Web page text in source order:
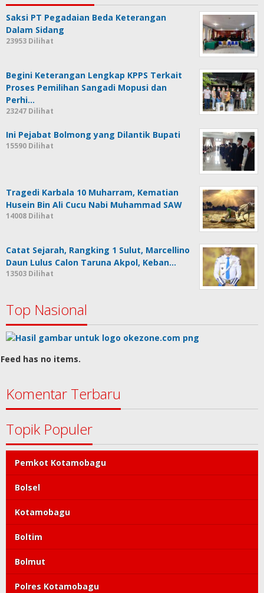
Saksi PT Pegadaian Beda Keterangan
Dalam Sidang
23953 Dilihat
Begini Keterangan Lengkap KPPS Terkait
Proses Pemilihan Sangadi Mopusi dan
Perhi…
23247 Dilihat
Ini Pejabat Bolmong yang Dilantik Bupati
15590 Dilihat
Tragedi Karbala 10 Muharram, Kematian
Husein Bin Ali Cucu Nabi Muhammad SAW
14008 Dilihat
Catat Sejarah, Rangking 1 Sulut, Marcellino
Daun Lulus Calon Taruna Akpol, Keban…
13503 Dilihat
Top Nasional
Feed has no items.
Komentar Terbaru
Topik Populer
Pemkot Kotamobagu
Bolsel
Kotamobagu
Boltim
Bolmut
Polres Kotamobagu